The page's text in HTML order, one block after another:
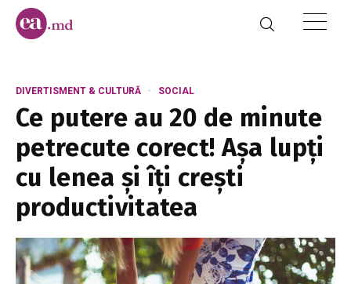
DIVERTISMENT & CULTURĂ SOCIAL
Ce putere au 20 de minute
petrecute corect! Așa lupți
cu lenea și îți crești
productivitatea